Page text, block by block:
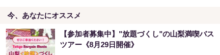
今、あなたにオススメ
【参加者募集中】"放題づくし"の山梨満喫バス
ツアー《8月29日開催》